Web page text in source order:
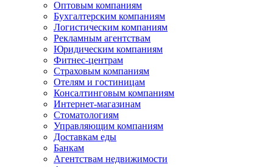
Оптовым компаниям
Бухгалтерским компаниям
Логистическим компаниям
Рекламным агентствам
Юридическим компаниям
Фитнес-центрам
Страховым компаниям
Отелям и гостиницам
Консалтинговым компаниям
Интернет-магазинам
Стоматологиям
Управляющим компаниям
Доставкам еды
Банкам
Агентствам недвижимости